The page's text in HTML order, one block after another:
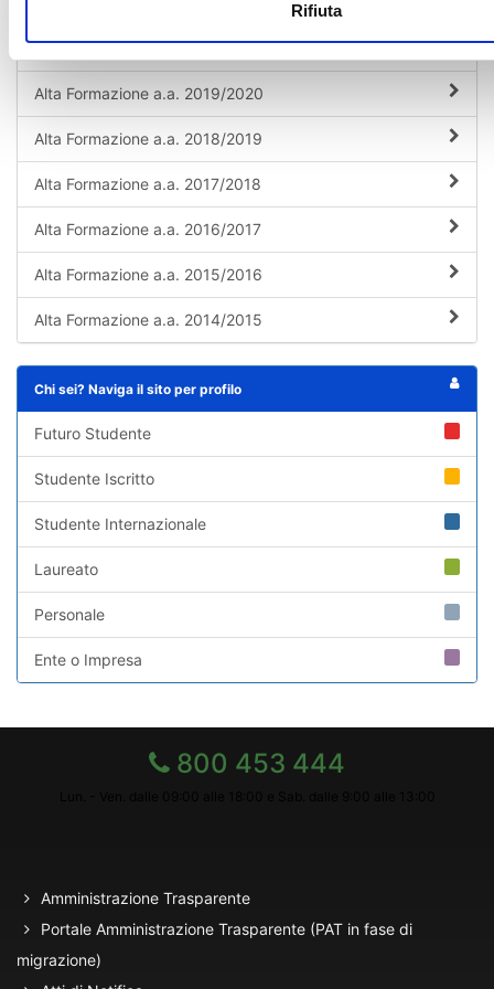
Rifiuta
Alta Formazione a.a. 2020/2021
Alta Formazione a.a. 2019/2020
Alta Formazione a.a. 2018/2019
Alta Formazione a.a. 2017/2018
Alta Formazione a.a. 2016/2017
Alta Formazione a.a. 2015/2016
Alta Formazione a.a. 2014/2015
Chi sei? Naviga il sito per profilo
Futuro Studente
Studente Iscritto
Studente Internazionale
Laureato
Personale
Ente o Impresa
800 453 444
Amministrazione Trasparente
Portale Amministrazione Trasparente (PAT in fase di
migrazione)